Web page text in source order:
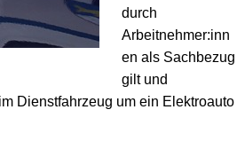
durch
Arbeitnehmer:inn
en als Sachbezug
gilt und
Dienstfahrzeug um ein Elektroauto